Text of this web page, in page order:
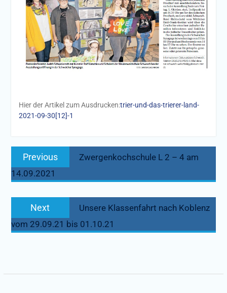
Hier der Artikel zum Ausdrucken:trier-und-das-trierer-land-
2021-09-30[12]-1
Beitragsnavigation
Previous
post:
Zwergenkochschule L 2 – 4 am
14.09.2021
Next
post:
Unsere Klassenfahrt nach Koblenz
vom 29.09.21 bis 01.10.21